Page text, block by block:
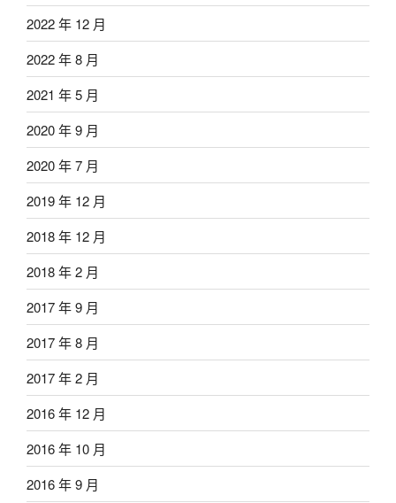
2022 年 12 月
2022 年 8 月
2021 年 5 月
2020 年 9 月
2020 年 7 月
2019 年 12 月
2018 年 12 月
2018 年 2 月
2017 年 9 月
2017 年 8 月
2017 年 2 月
2016 年 12 月
2016 年 10 月
2016 年 9 月